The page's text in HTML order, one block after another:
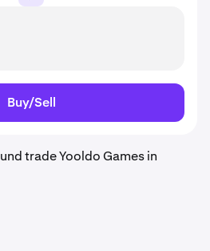
Buy/Sell
und trade Yooldo Games in